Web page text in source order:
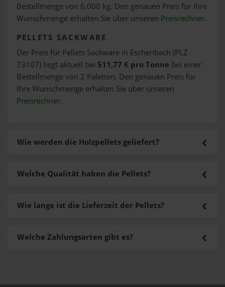
Bestellmenge von 6.000 kg. Den genauen Preis für Ihre
Wunschmenge erhalten Sie über unseren Preisrechner.
PELLETS SACKWARE
Der Preis für Pellets Sackware in Eschenbach (PLZ
73107) liegt aktuell bei 511,77 € pro Tonne bei einer
Bestellmenge von 2 Paletten. Den genauen Preis für
Ihre Wunschmenge erhalten Sie über unseren
Preisrechner.
Wie werden die Holzpellets geliefert?
Welche Zahlungsarten gibt es?
Welche Qualität haben die Pellets?
Wie lange ist die Lieferzeit der Pellets?